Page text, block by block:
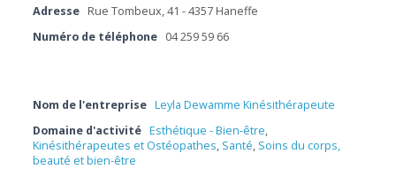
Adresse Rue Tombeux, 41 - 4357 Haneffe
Numéro de téléphone 04 259 59 66
Nom de l'entreprise Leyla Dewamme Kinésithérapeute
Domaine d'activité Esthétique - Bien-être,
Kinésithérapeutes et Ostéopathes, Santé, Soins du corps,
beauté et bien-être